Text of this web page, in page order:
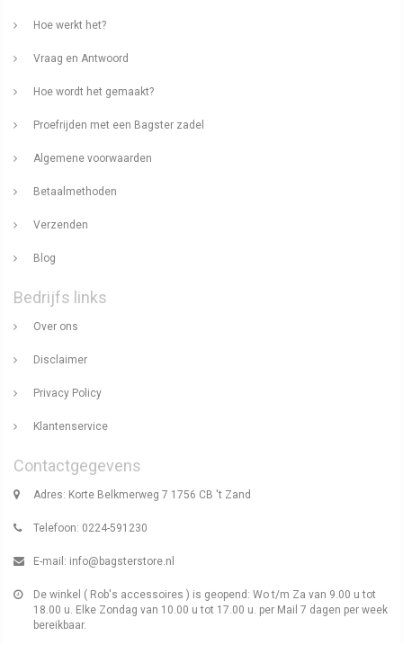
Hoe werkt het?
Vraag en Antwoord
Hoe wordt het gemaakt?
Proefrijden met een Bagster zadel
Algemene voorwaarden
Betaalmethoden
Verzenden
Blog
Bedrijfs links
Over ons
Disclaimer
Privacy Policy
Klantenservice
Contactgegevens
Adres: Korte Belkmerweg 7 1756 CB 't Zand
Telefoon: 0224-591230
E-mail: info@bagsterstore.nl
De winkel ( Rob's accessoires ) is geopend: Wo t/m Za van 9.00 u tot
18.00 u. Elke Zondag van 10.00 u tot 17.00 u. per Mail 7 dagen per week
bereikbaar.